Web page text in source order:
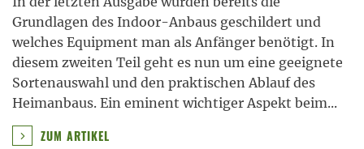
Grundlagen des Indoor-Anbaus geschildert und
welches Equipment man als Anfänger benötigt. In
diesem zweiten Teil geht es nun um eine geeignete
Sortenauswahl und den praktischen Ablauf des
Heimanbaus. Ein eminent wichtiger Aspekt beim...
ZUM ARTIKEL